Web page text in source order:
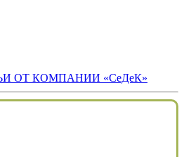
ОТ КОМПАНИИ «СеДеК»